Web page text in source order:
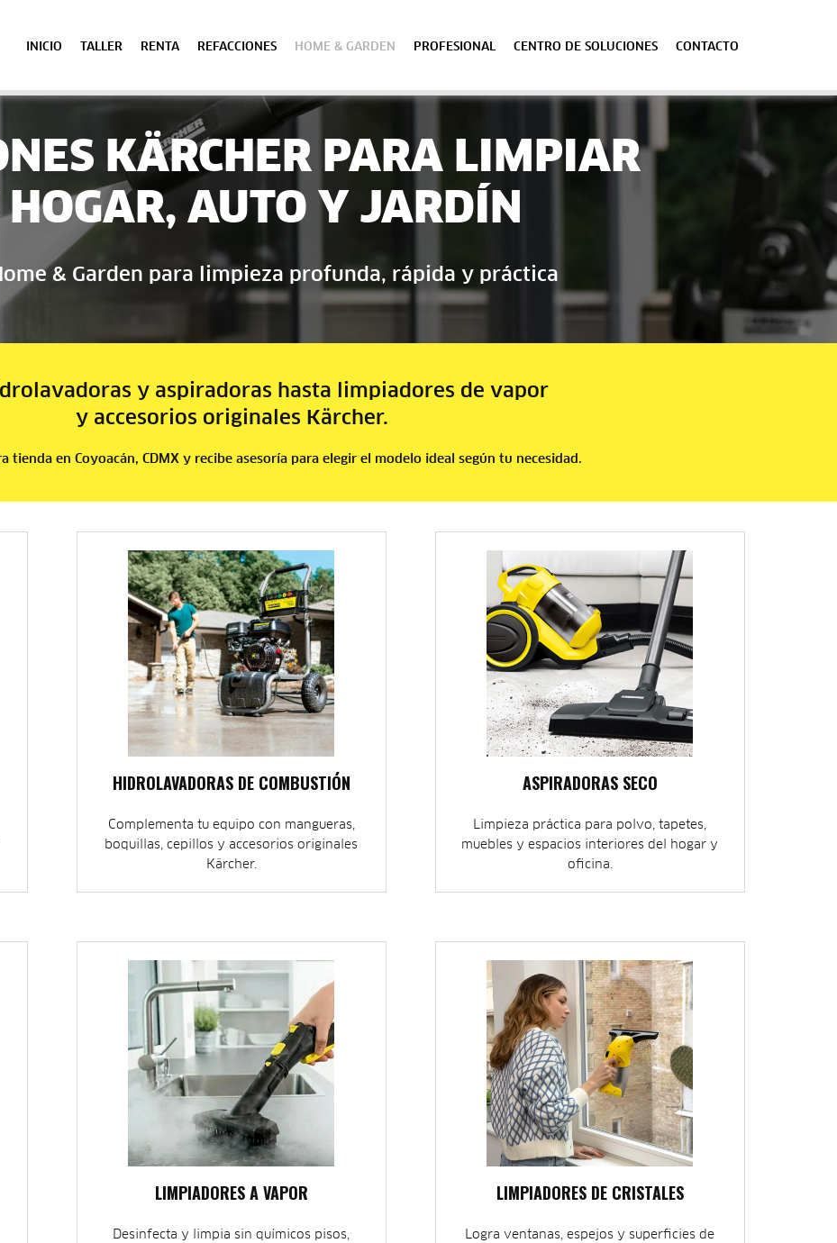
INICIO TALLER RENTA REFACCIONES HOME & GARDEN PROFESIONAL CENTRO DE SOLUCIONES CONTACTO
KÄRCHER PARA LIMPIAR
AUTO Y JARDÍN
& Garden para limpieza profunda, rápida y práctica
y aspiradoras hasta limpiadores de vapor
y accesorios originales Kärcher.
tienda en Coyoacán, CDMX y recibe asesoría para elegir el modelo ideal según tu necesidad.
HIDROLAVADORAS DE COMBUSTIÓN
Complementa tu equipo con mangueras,
boquillas, cepillos y accesorios originales
Kärcher.
ASPIRADORAS SECO
Limpieza práctica para polvo, tapetes,
muebles y espacios interiores del hogar y
oficina.
LIMPIADORES A VAPOR
Desinfecta y limpia sin químicos pisos,
LIMPIADORES DE CRISTALES
Logra ventanas, espejos y superficies de